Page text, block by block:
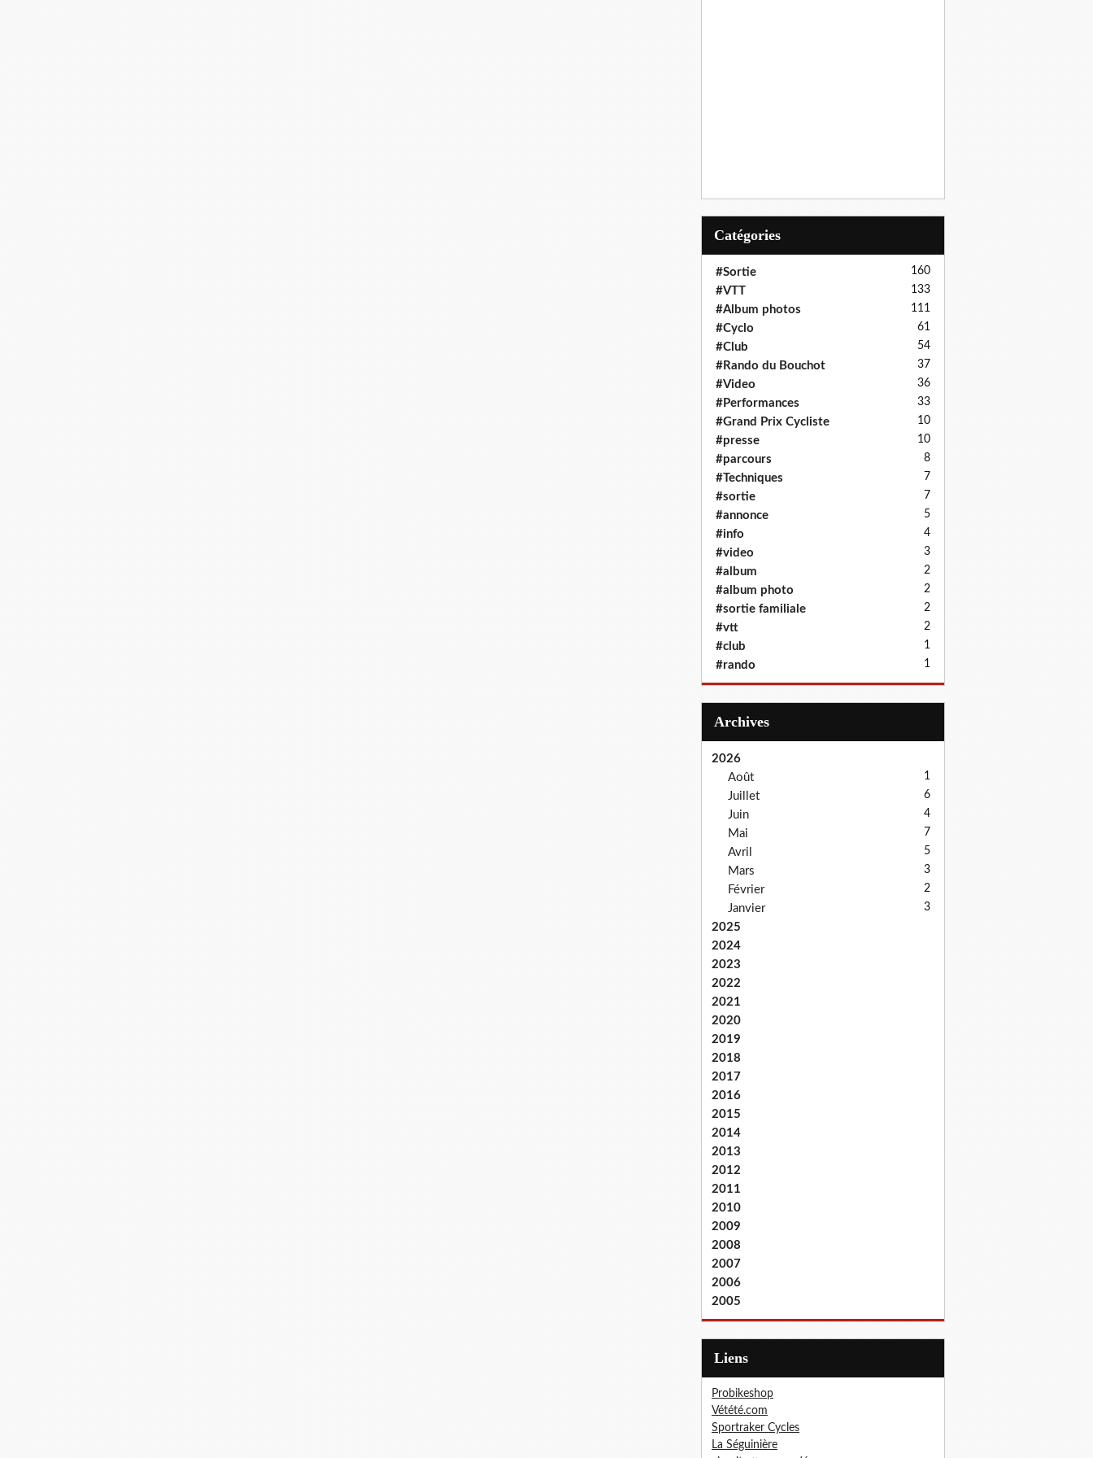
Catégories
#Sortie 160
#VTT 133
#Album photos 111
#Cyclo 61
#Club 54
#Rando du Bouchot 37
#Video 36
#Performances 33
#Grand Prix Cycliste 10
#presse 10
#parcours 8
#Techniques 7
#sortie 7
#annonce 5
#info 4
#video 3
#album 2
#album photo 2
#sortie familiale 2
#vtt 2
#club 1
#rando 1
Archives
2026
Août
1
Juillet 6
Juin 4
Mai 7
Avril 5
Mars 3
Février 2
Janvier 3
2025
2024
2023
2022
2021
2020
2019
2018
2017
2016
2015
2014
2013
2012
2011
2010
2009
2008
2007
2006
2005
Liens
Probikeshop
Vétété.com
Sportraker Cycles
La Séguinière